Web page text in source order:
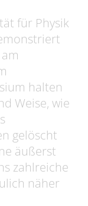
für Physik
halten
Weise, wie
gelöscht
äußerst
zahlreiche
näher